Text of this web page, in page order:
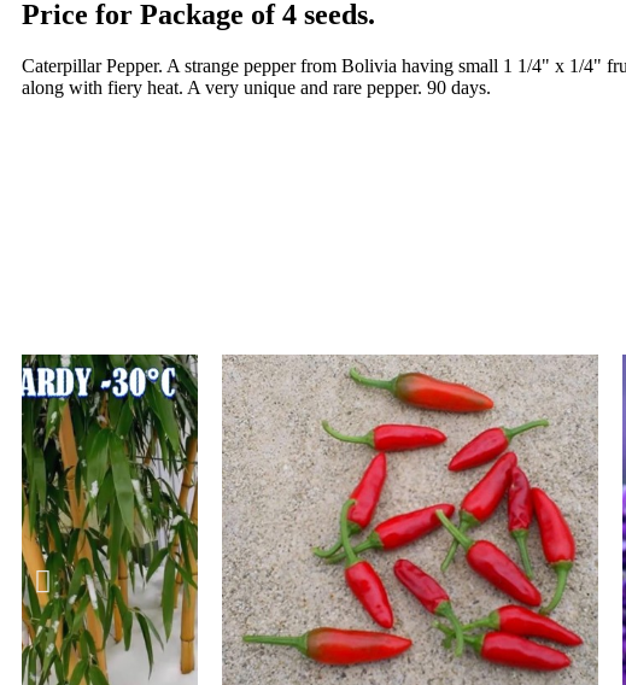
Price for Package of 4 seeds.
Caterpillar Pepper. A strange pepper from Bolivia having small 1 1/4" x 1/4"
along with fiery heat. A very unique and rare pepper. 90 days.